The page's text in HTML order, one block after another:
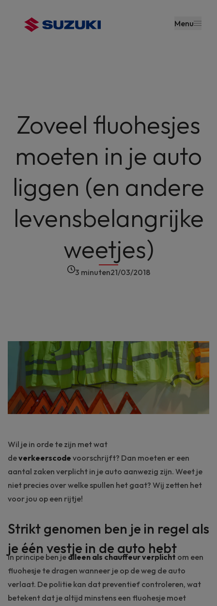
de inhoud
gaan
Menu
Zoveel fluohesjes
moeten in je auto
liggen (en andere
levensbelangrijke
weetjes)
3 minuten21/03/2018
Wil je in orde te zijn met wat
deverkeerscode voorschrijft? Dan moeten er een
aantal zaken verplicht in je auto aanwezig zijn. Weet je
niet precies over welke spullen het gaat? Wij zetten het
voor jou op een rijtje!
Strikt genomen ben je in regel als
je één vestje in de auto hebt
In principe ben je alleen als chauffeur verplicht om een
fluohesje te dragen wanneer je op de weg de auto
verlaat. De politie kan dat preventief controleren, wat
betekent dat je altijd minstens een fluohesje moet